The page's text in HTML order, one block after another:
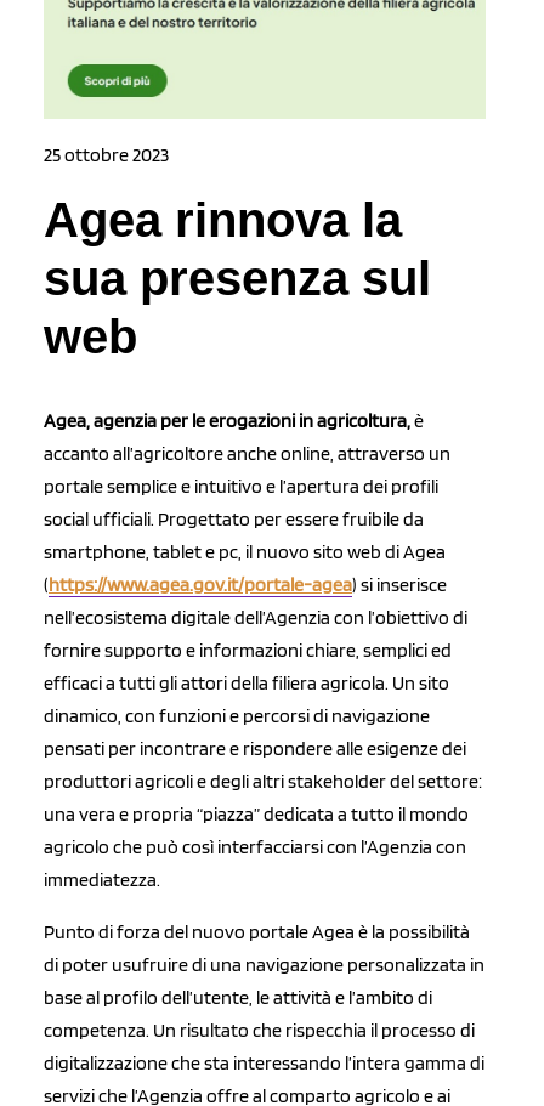
25 ottobre 2023
Agea rinnova la
sua presenza sul
web
Agea, agenzia per le erogazioni in agricoltura,è
accanto all’agricoltore anche online, attraverso un
portale semplice e intuitivo e l’apertura dei profili
social ufficiali. Progettato per essere fruibile da
smartphone, tablet e pc, il nuovo sito web di Agea
(https://www.agea.gov.it/portale-agea) si inserisce
nell’ecosistema digitale dell’Agenzia con l’obiettivo di
fornire supporto e informazioni chiare, semplici ed
efficaci a tutti gli attori della filiera agricola. Un sito
dinamico, con funzioni e percorsi di navigazione
pensati per incontrare e rispondere alle esigenze dei
produttori agricoli e degli altri stakeholder del settore:
una vera e propria “piazza” dedicata a tutto il mondo
agricolo che può così interfacciarsi con l’Agenzia con
immediatezza.
Punto di forza del nuovo portale Agea è la possibilità
di poter usufruire di una navigazione personalizzata in
base al profilo dell’utente, le attività e l’ambito di
competenza. Un risultato che rispecchia il processo di
digitalizzazione che sta interessando l’intera gamma di
servizi che l’Agenzia offre al comparto agricolo e ai